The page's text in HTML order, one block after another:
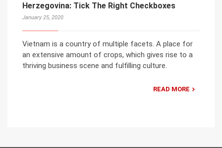
Herzegovina: Tick The Right Checkboxes
January 25, 2020
Vietnam is a country of multiple facets. A place for
an extensive amount of crops, which gives rise to a
thriving business scene and fulfilling culture.
READ MORE